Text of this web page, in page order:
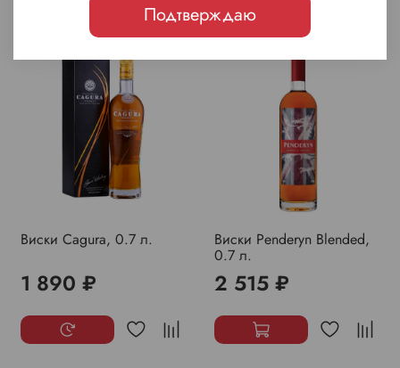
Виски Cagura, 0.7 л.
1 890 ₽
Виски Penderyn Blended,
0.7 л.
2 515 ₽
Подтверждаю